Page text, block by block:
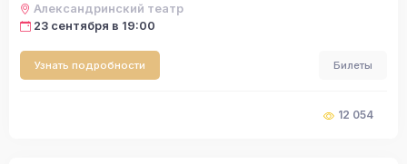
Александринский театр
23 сентября в 19:00
Узнать подробности Билеты
12 054